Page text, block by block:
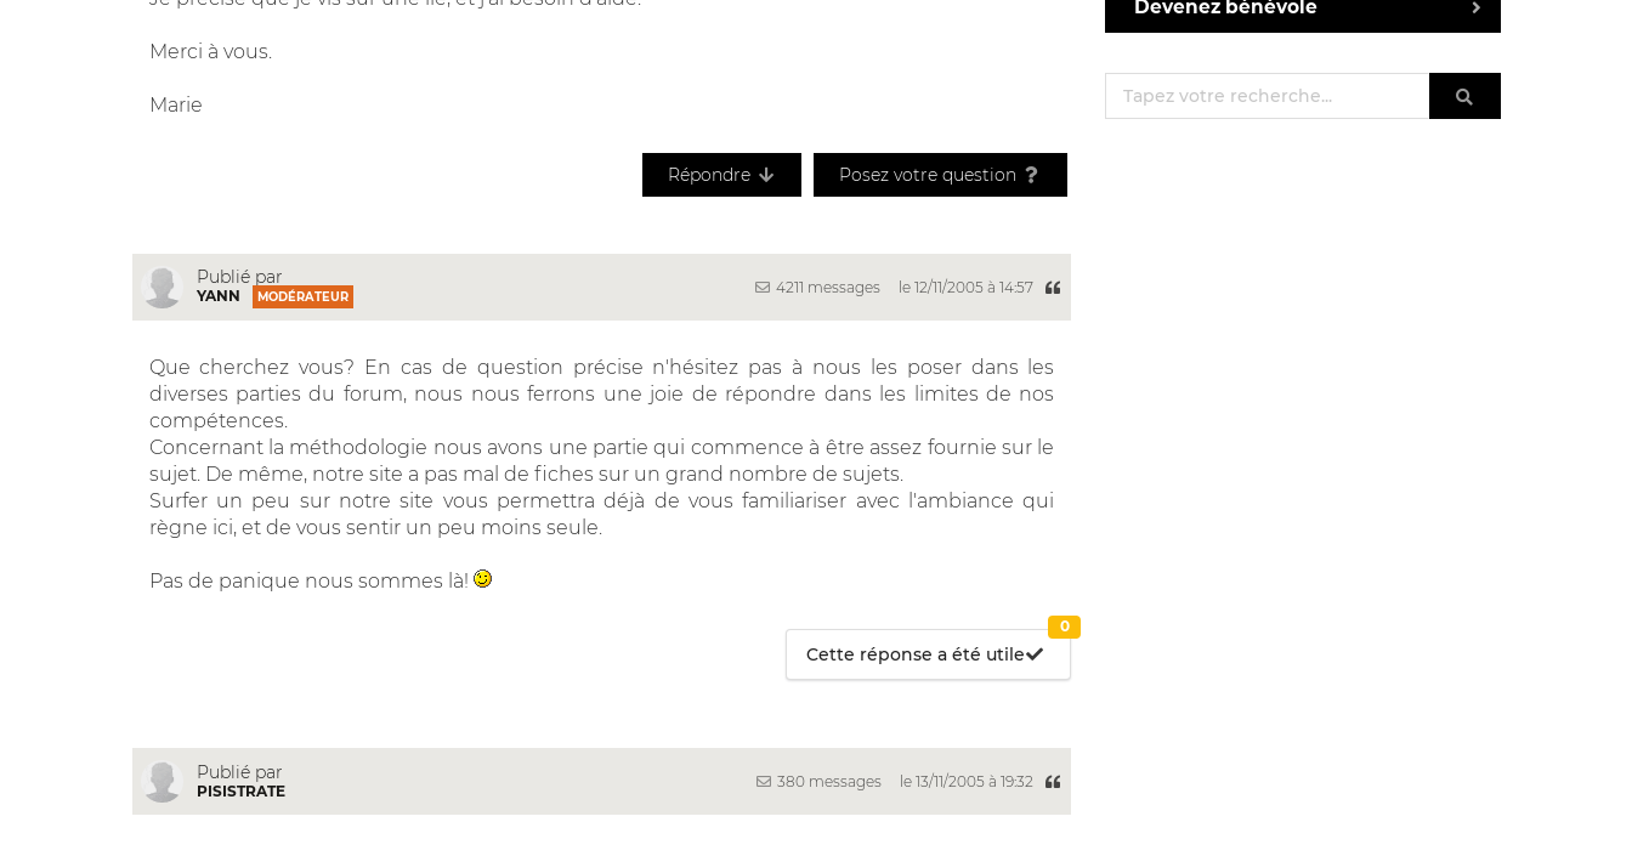
Merci à vous.
Marie
Répondre Posez votre question
Publié par
YANN MODÉRATEUR
4211 messages le 12/11/2005 à 14:57
Que cherchez vous? En cas de question précise n'hésitez pas à nous les poser dans les
diverses parties du forum, nous nous ferrons une joie de répondre dans les limites de nos
compétences.
Concernant la méthodologie nous avons une partie qui commence à être assez fournie sur le
sujet. De même, notre site a pas mal de fiches sur un grand nombre de sujets.
Surfer un peu sur notre site vous permettra déjà de vous familiariser avec l'ambiance qui
règne ici, et de vous sentir un peu moins seule.
Pas de panique nous sommes là!
Cette réponse a été utile
0
Publié par
PISISTRATE
380 messages le 13/11/2005 à 19:32
Devenez bénévole